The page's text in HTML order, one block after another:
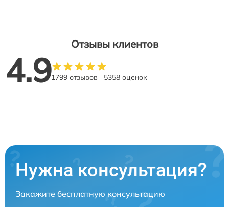
Отзывы клиентов
4.91799 отзывов 5358 оценок
Нужна консультация?
Закажите бесплатную консультацию